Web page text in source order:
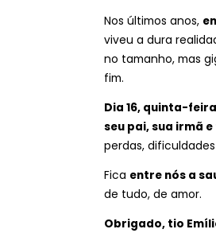
Nos últimos anos,
viveu a dura
no tamanho, mas
fim.
Dia 16, quinta-
seu pai, sua irmã
perdas,
Fica entre nós a
de tudo, de amor.
Obrigado, tio